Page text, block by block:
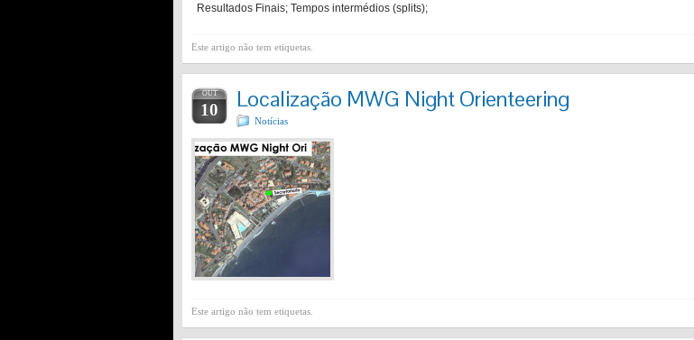
Resultados Finais; Tempos intermédios (splits);
Este artigo não tem etiquetas.
OUT
10 Localização MWG Night Orienteering
Notícias
Este artigo não tem etiquetas.